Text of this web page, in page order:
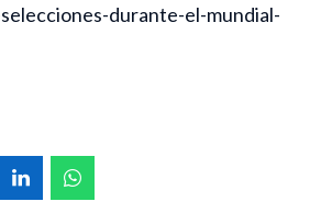
durante-el-mundial-